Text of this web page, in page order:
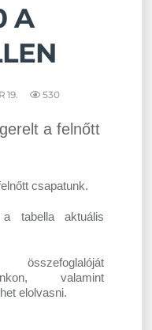
A
19. 530
a felnőtt
csapatunk.
tabella aktuális
valamint
elolvasni.